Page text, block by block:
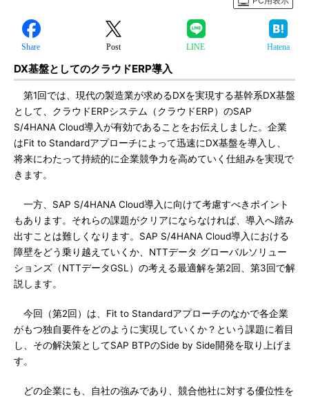
Share Post LINE Hatena
DX基盤としてのクラウドERP導入
第1回では、現代の製造業が求めるDXを実現する基幹系DX基盤
として、クラウドERPシステム（クラウドERP）のSAP
S/4HANA Cloud導入が有効であることをお伝えしました。企業
はFit to Standardアプローチによって迅速にDX基盤を導入し、
将来にわたって持続的に企業競争力を高めていく仕組みを実現で
きます。
一方、SAP S/4HANA Cloud導入に向けて考慮すべきポイント
もあります。それらの課題がクリアにならなければ、導入へ踏み
出すことは難しくなります。SAP S/4HANA Cloud導入における
障壁をどう乗り越えていくか、NTTデータ グローバルソリュー
ションズ（NTTデータGSL）の考える最適解を第2回、第3回で解
説します。
今回（第2回）は、Fit to Standardアプローチのなかで各企業
がもつ独自要件をどのように実現していくか？という課題に着目
し、その解決策としてSAP BTPのSide by Side開発を取り上げま
す。
どの企業にも、自社の強みであり、競合他社に対する優位性を